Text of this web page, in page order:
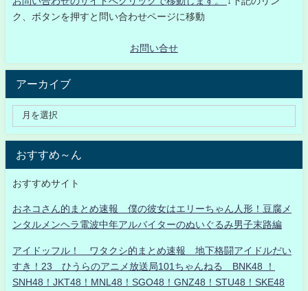
ク、ボタンを押すと問い合わせページに移動
お問い合せ
アーカイブ
おすすめ～ん
おすすめサイト
おネコさん的まとめ速報 僕の彼女はエリーちゃん人形！豆腐メ
ンタルメンヘラ電波中年アルバイターのぬいぐるみ男子末路編
アイドッフル！ ワタクシ的まとめ速報 地下格闘アイドルだい
すき！23 ひうらのアニメ放送局101ちゃんねる BNK48 ！
SNH48！JKT48！MNL48！SGO48！GNZ48！STU48！SKE48